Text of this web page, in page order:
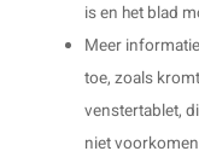
is en het blad
Meer
toe, zoals
venstertablet,
niet